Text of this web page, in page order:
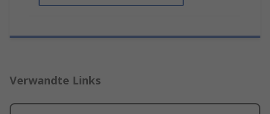
Verwandte Links